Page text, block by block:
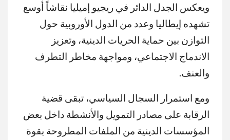
ويعكس الجدل الدائر في ريجيو إميليا نقاشاً أوسع
تشهده إيطاليا وعدد من الدول الأوروبية حول
التوازن بين حماية الحريات الدينية، وتعزيز
الاندماج الاجتماعي، ومواجهة مخاطر التطرف
والعنف.
ومع استمرار السجال السياسي، تبقى قضية
الرقابة على مصادر التمويل والأنشطة داخل بعض
المؤسسات الدينية من الملفات المطروحة بقوة